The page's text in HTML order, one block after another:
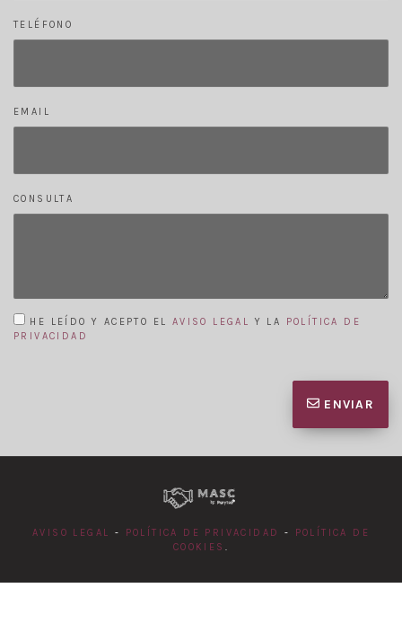
TELÉFONO
EMAIL
CONSULTA
HE LEÍDO Y ACEPTO EL AVISO LEGAL Y LA
POLÍTICA DE
PRIVACIDAD
ENVIAR
AVISO LEGAL - POLÍTICA DE PRIVACIDAD -
POLÍTICA DE
COOKIES .